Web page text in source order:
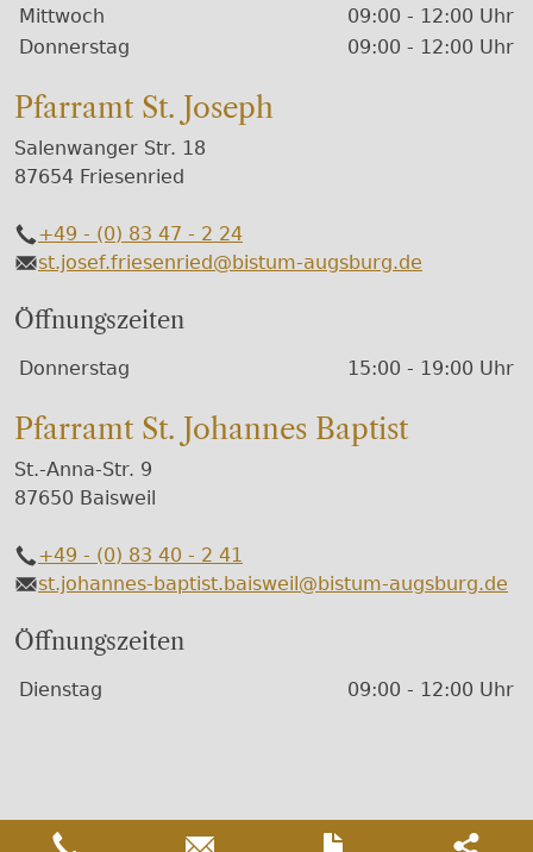
Wochentage / Monate
Öffnungszeiten / Hinweise
Mittwoch
09:00 - 12:00 Uhr
Donnerstag
09:00 - 12:00 Uhr
Pfarramt St. Joseph
Salenwanger Str. 18
87654 Friesenried
Telefon
+49 - (0) 83 47 - 2 24
E-Mail
st.josef.friesenried@bistum-augsburg.de
Öffnungszeiten
Wochentage / Monate
Öffnungszeiten / Hinweise
Donnerstag 15:00 - 19:00 Uhr
Pfarramt St. Johannes Baptist
St.-Anna-Str. 9
87650 Baisweil
Telefon
+49 - (0) 83 40 - 2 41
E-Mail
st.johannes-baptist.baisweil@bistum-augsburg.de
Öffnungszeiten
Wochentage / Monate
Öffnungszeiten / Hinweise
Dienstag 09:00 - 12:00 Uhr